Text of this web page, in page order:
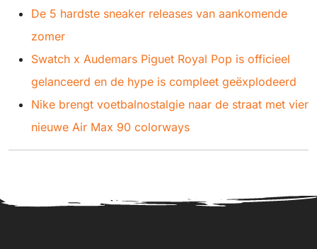
De 5 hardste sneaker releases van aankomende
zomer
Swatch x Audemars Piguet Royal Pop is officieel
gelanceerd en de hype is compleet geëxplodeerd
Nike brengt voetbalnostalgie naar de straat met vier
nieuwe Air Max 90 colorways